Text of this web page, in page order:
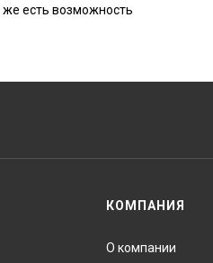
же есть возможность
КОМПАНИЯ
О компании